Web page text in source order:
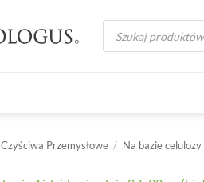
Wyszukiwarka
produktów
Czyściwa Przemysłowe / Na bazie celulozy